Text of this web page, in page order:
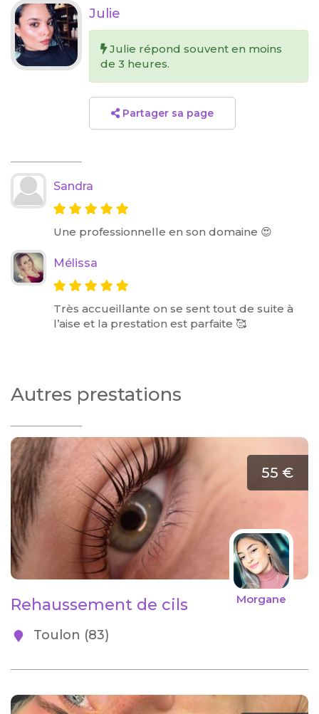
Julie
Julie répond souvent en moins
de 3 heures.
Partager sa page
Sandra
Une professionnelle en son domaine 😍
Mélissa
Très accueillante on se sent tout de suite à
l’aise et la prestation est parfaite 🥰
Autres prestations
55 €
Morgane
Rehaussement de cils
Toulon (83)